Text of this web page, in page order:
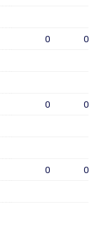
0 0
0 0
0 0